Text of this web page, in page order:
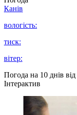
Канів
вологість:
тиск:
вітер:
Погода на 10 днів від
Інтерактив